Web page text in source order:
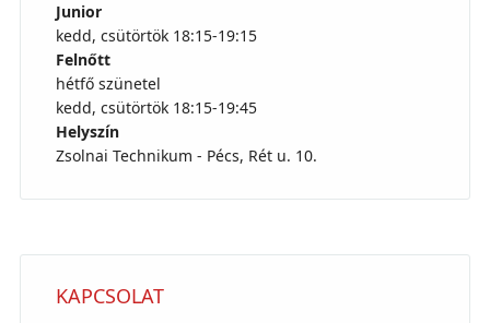
Junior
kedd, csütörtök 18:15-19:15
Felnőtt
hétfő szünetel
kedd, csütörtök 18:15-19:45
Helyszín
Zsolnai Technikum - Pécs, Rét u. 10.
KAPCSOLAT